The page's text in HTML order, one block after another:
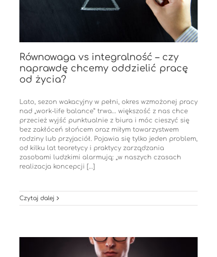
Równowaga vs integralność – czy
naprawdę chcemy oddzielić pracę
od życia?
Lato, sezon wakacyjny w pełni, okres wzmożonej pracy
nad „work-life balance” trwa… większość z nas chce
przecież wyjść punktualnie z biura i móc cieszyć się
bez zakłóceń słońcem oraz miłym towarzystwem
rodziny lub przyjaciół. Pojawia się tylko jeden problem,
od kilku lat teoretycy i praktycy zarządzania
zasobami ludzkimi alarmują: „w naszych czasach
realizacja koncepcji [...]
Czytaj dalej